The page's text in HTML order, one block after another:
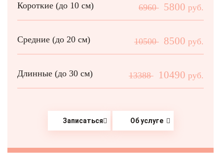
Короткие (до 10 см) 6960 5800 руб.
Средние (до 20 см) 10500 8500 руб.
Длинные (до 30 см) 13388 10490 руб.
Записаться Об услуге